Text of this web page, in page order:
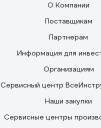
О Компании
Поставщикам
Партнерам
Информация для
Организациям
Сервисный центр
Наши закупки
Сервисные центры